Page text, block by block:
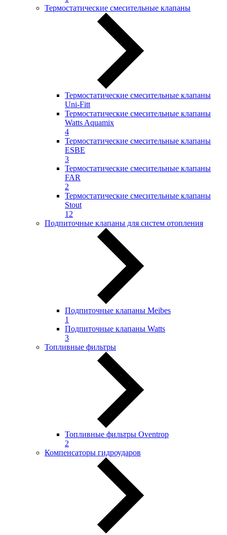
Термостатические смесительные клапаны
Термостатические смесительные клапаны
Uni-Fitt
Термостатические смесительные клапаны
Watts Aquamix
4
Термостатические смесительные клапаны
ESBE
3
Термостатические смесительные клапаны
FAR
2
Термостатические смесительные клапаны
Stout
12
Подпиточные клапаны для систем отопления
Подпиточные клапаны Meibes
1
Подпиточные клапаны Watts
3
Топливные фильтры
Топливные фильтры Oventrop
2
Компенсаторы гидроударов